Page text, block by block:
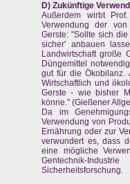
D) Zukünftige
Außerdem wirbt
Verwendung der
Gerste: "Sollte sich
sicher' anbauen
Landwirtschaft große
Düngemittel
gut für die Ökobilanz.
Wirtschaftlich und
Gerste - wie bisher
könne." (Gießener
Da im
Verwendung von
Ernährung oder zur
verwundert es, dass
eine mögliche
Gentechnik-
Sicherheitsforschung.